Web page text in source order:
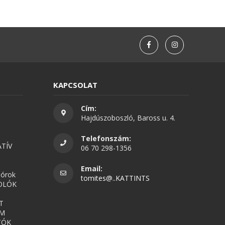
KAPCSOLAT
Cím:
Hajdúszoboszló, Baross u. 4.
Telefonszám:
06 70 298-1356
Email:
tomites@..KATTINTS